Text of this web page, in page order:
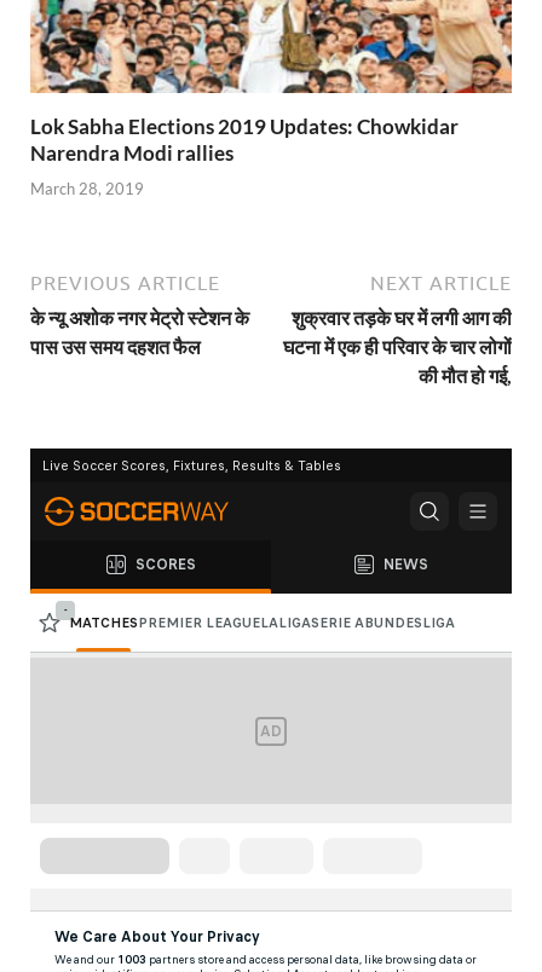
Lok Sabha Elections 2019 Updates: Chowkidar
Narendra Modi rallies
March 28, 2019
PREVIOUS ARTICLE
के न्यू अशोक नगर मेट्रो स्टेशन के
पास उस समय दहशत फैल
NEXT ARTICLE
शुक्रवार तड़के घर में लगी आग की
घटना में एक ही परिवार के चार लोगों
की मौत हो गई,